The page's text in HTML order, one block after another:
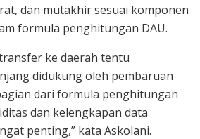
dan mutakhir sesuai komponen
formula penghitungan DAU.
ke daerah tentu
didukung oleh pembaruan
dari formula penghitungan
dan kelengkapan data
penting,” kata Askolani.